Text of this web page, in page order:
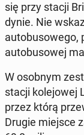
się przy stacji
dynie. Nie
au­to­bu­sowego,
au­to­bu­sowej
W osobnym
stacji kole­jowej
przez którą
Drugie miejsce